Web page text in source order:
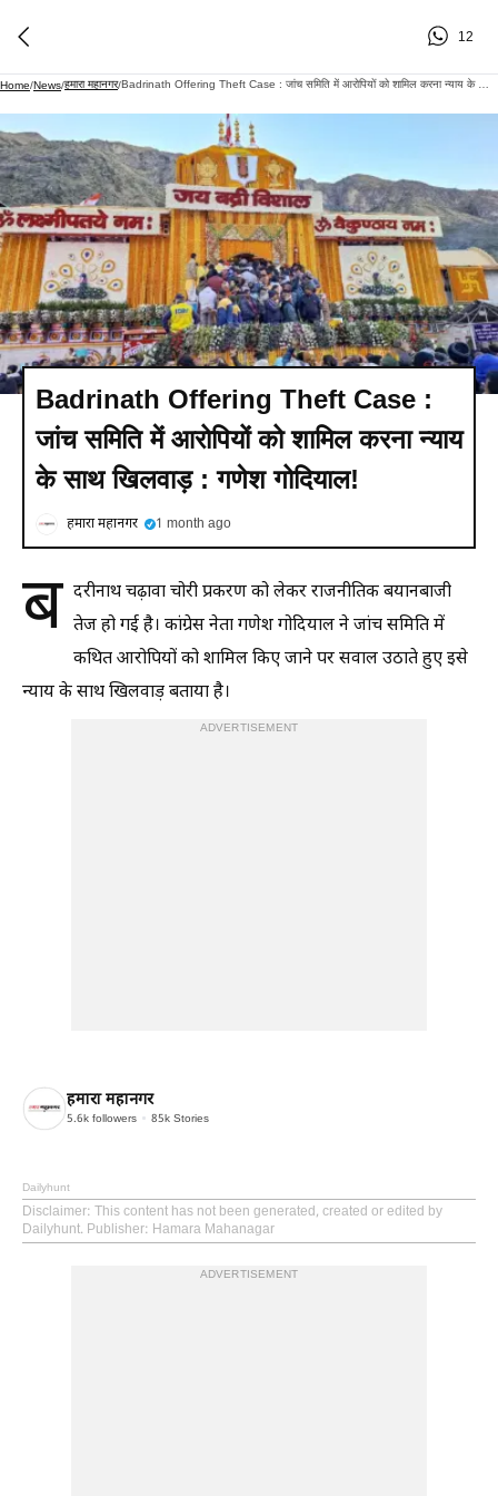
12
Home/News/हमारा महानगर/
Badrinath Offering Theft Case :
जांच समिति में आरोपियों को शामिल करना न्याय
के साथ खिलवाड़ : गणेश गोदियाल!
हमारा महानगर 1 month ago
ब दरीनाथ चढ़ावा चोरी प्रकरण को लेकर राजनीतिक बयानबाजी
तेज हो गई है। कांग्रेस नेता गणेश गोदियाल ने जांच समिति में
कथित आरोपियों को शामिल किए जाने पर सवाल उठाते हुए इसे
न्याय के साथ खिलवाड़ बताया है।
ADVERTISEMENT
हमारा महानगर
5.6k followers 85k Stories
Dailyhunt
Disclaimer: This content has not been generated, created or edited by
Dailyhunt. Publisher: Hamara Mahanagar
ADVERTISEMENT